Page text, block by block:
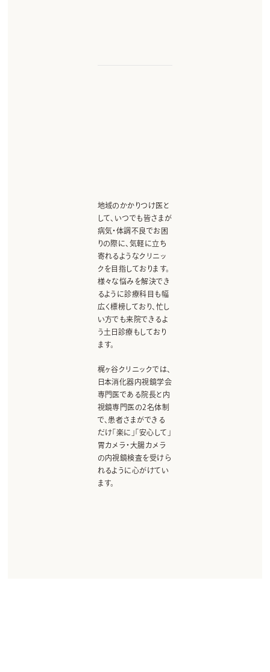
地域のかかりつけ医と
して、いつでも皆さまが
病気・体調不良でお困
りの際に、気軽に立ち
寄れるようなクリニッ
クを目指しております。
様々な悩みを解決でき
るように診療科目も幅
広く標榜しており、忙し
い方でも来院できるよ
う土日診療もしており
ます。
梶ヶ谷クリニックでは、
日本消化器内視鏡学会
専門医である院長と内
視鏡専門医の2名体制
で、患者さまができる
だけ「楽に」「安心して」
胃カメラ・大腸カメラ
の内視鏡検査を受けら
れるように心がけてい
ます。